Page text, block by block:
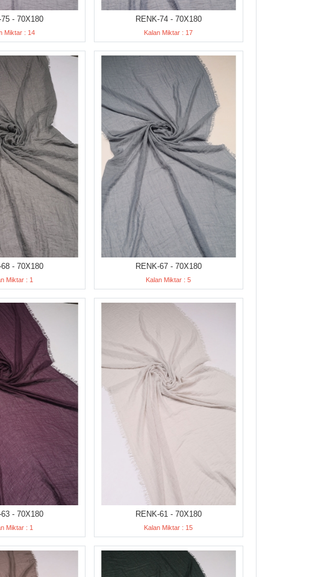
- 70X180
Miktar : 14
RENK-74 - 70X180
Kalan Miktar : 17
68 - 70X180
Miktar : 1
RENK-67 - 70X180
Kalan Miktar : 5
63 - 70X180
Miktar : 1
RENK-61 - 70X180
Kalan Miktar : 15